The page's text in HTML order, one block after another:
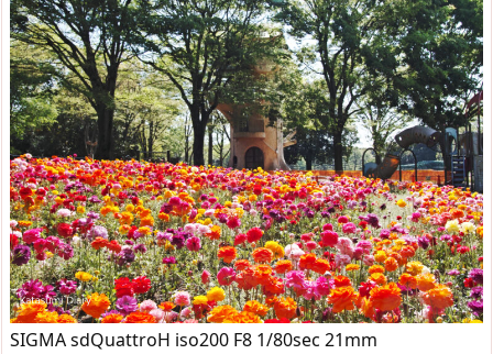
SIGMA sdQuattroH iso200 F8 1/80sec 21mm